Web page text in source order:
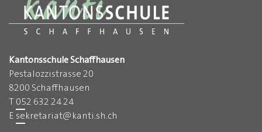
Kantonsschule Schaffhausen
Pestalozzistrasse 20
8200 Schaffhausen
T052 632 24 24
E sekretariat@kanti.sh.ch